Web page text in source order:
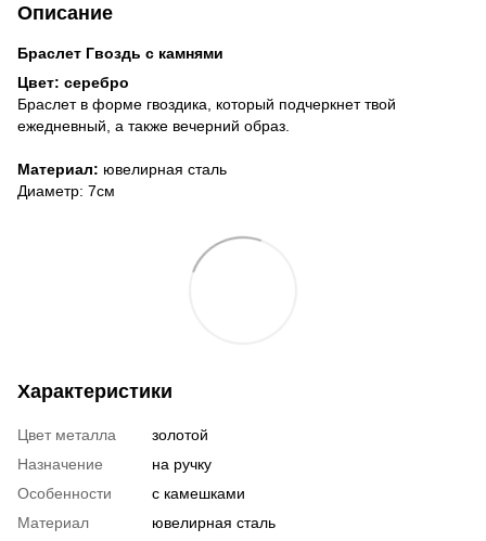
Описание
Браслет Гвоздь с камнями
Цвет: серебро
Браслет в форме гвоздика, который подчеркнет твой
ежедневный, а также вечерний образ.
Материал: ювелирная сталь
Диаметр: 7см
Характеристики
Цвет металла
золотой
Назначение
на ручку
Особенности
с камешками
Материал
ювелирная сталь